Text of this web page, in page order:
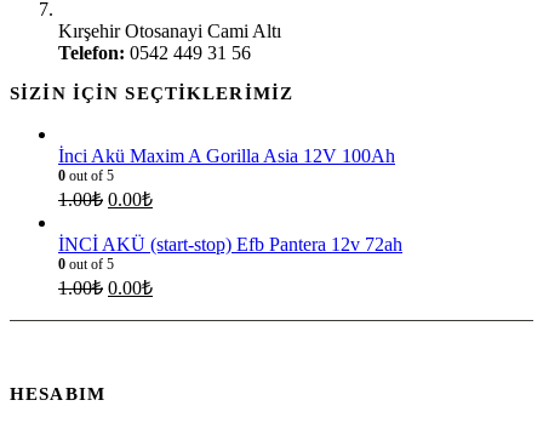
Kırşehir Otosanayi Cami Altı
Telefon: 0542 449 31 56
SIZIN İÇIN SEÇTIKLERIMIZ
İnci Akü Maxim A Gorilla Asia 12V 100Ah
0 out of 5
1.00₺ 0.00₺
İNCİ AKÜ (start-stop) Efb Pantera 12v 72ah
0 out of 5
1.00₺ 0.00₺
HESABIM